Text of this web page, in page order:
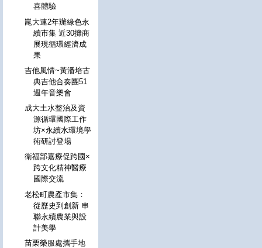
喜體驗
崑大連2年辦綠色永
續市集 近30攤商
展現循環經濟成
果
吉他風情~黃潘培古
典吉他合奏團51
週年音樂會
成大土水整治及資
源循環國際工作
坊×永續水環境學
術研討登場
衛福部嘉療促跨國×
跨文化精神醫療
國際交流
老松町農產市集：
從歷史到創新 串
聯永續農業與設
計美學
苗栗榮服處攜手地